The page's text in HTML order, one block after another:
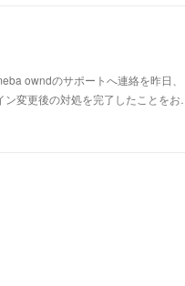
owndのサポートへ連絡を昨日、
変更後の対処を完了したことをお…